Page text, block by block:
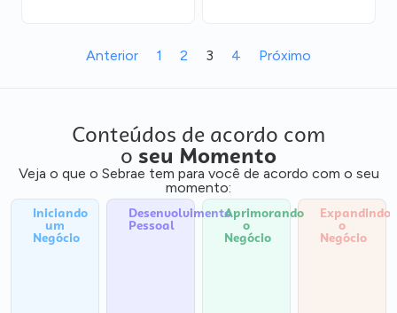
Anterior 1 2 3 4 Próximo
Conteúdos de acordo com
o seu Momento
Veja o que o Sebrae tem para você de acordo com o seu
momento:
Iniciando
um
Negócio
Desenvolvimento
Pessoal
Aprimorando
o
Negócio
Expandindo
o
Negócio